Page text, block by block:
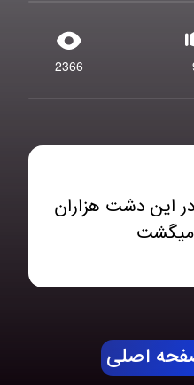
2366
این دشت هزاران
میگشت
اصلی